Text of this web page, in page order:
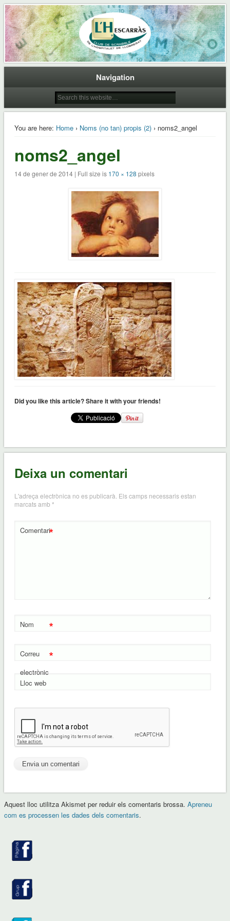
L'Hescarras
Club de Scrabble de L'Hospitalet de Llobregat
Navigation
You are here: Home› Noms (no tan) propis (2)› noms2_angel
noms2_angel
14 de gener de 2014 | Full size is 170 × 128 pixels
Did you like this article? Share it with your friends!
Deixa un comentari
L'adreça electrònica no es publicarà. Els camps necessaris estan
marcats amb *
Comentari*
Nom *
Correu
electrònic
*
Lloc web
Aquest lloc utilitza Akismet per reduir els comentaris brossa. Apreneu
com es processen les dades dels comentaris.